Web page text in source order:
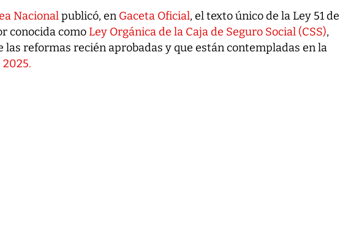
Nacionalpublicó, en Gaceta Oficial, el texto único de la Ley 51 de
conocida comoLey Orgánica de la Caja de Seguro Social (CSS),
las reformas recién aprobadas y que están contempladas en la
2025.